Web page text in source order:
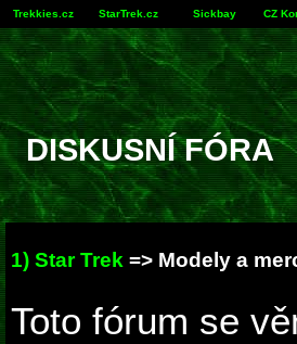
Trekkies.cz StarTrek.cz Sickbay CZ
DISKUSNÍ FÓRA
1) Star Trek => Modely a
Toto fórum se